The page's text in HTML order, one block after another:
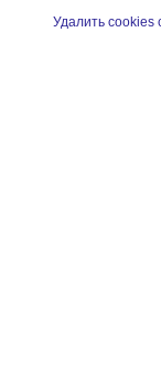
Удалить cookies